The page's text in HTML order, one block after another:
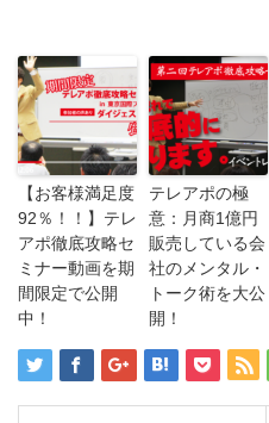
【お客様満足度
92％！！】テレ
アポ徹底攻略セ
ミナー動画を期
間限定で公開
中！
テレアポの極
意：月商1億円
販売している会
社のメンタル・
トーク術を大公
開！